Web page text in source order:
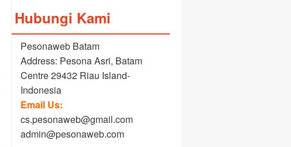
Hubungi Kami
Pesonaweb Batam
Address: Pesona Asri, Batam
Centre 29432 Riau Island-
Indonesia
Email Us:
cs.pesonaweb@gmail.com
admin@pesonaweb.com